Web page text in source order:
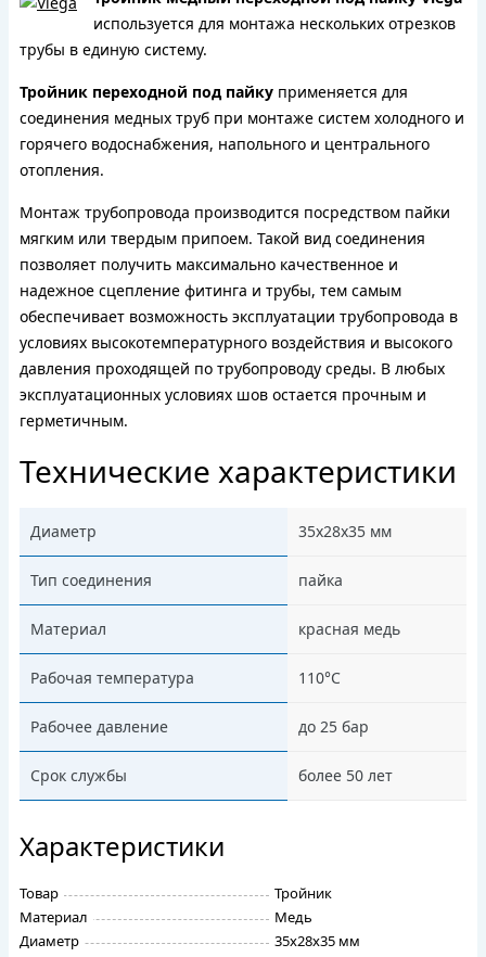
используется для монтажа нескольких отрезков
трубы в единую систему.
Тройник переходной под пайку применяется для
соединения медных труб при монтаже систем холодного и
горячего водоснабжения, напольного и центрального
отопления.
Монтаж трубопровода производится посредством пайки
мягким или твердым припоем. Такой вид соединения
позволяет получить максимально качественное и
надежное сцепление фитинга и трубы, тем самым
обеспечивает возможность эксплуатации трубопровода в
условиях высокотемпературного воздействия и высокого
давления проходящей по трубопроводу среды. В любых
эксплуатационных условиях шов остается прочным и
герметичным.
Технические характеристики
Диаметр 35х28х35 мм
Тип соединения пайка
Материал красная медь
Рабочая температура 110°C
Рабочее давление до 25 бар
Срок службы более 50 лет
Характеристики
Товар
Тройник
Материал
Медь
Диаметр
35х28х35 мм